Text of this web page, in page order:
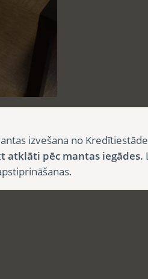
izvešana no
atklāti pēc mantas iegādes.